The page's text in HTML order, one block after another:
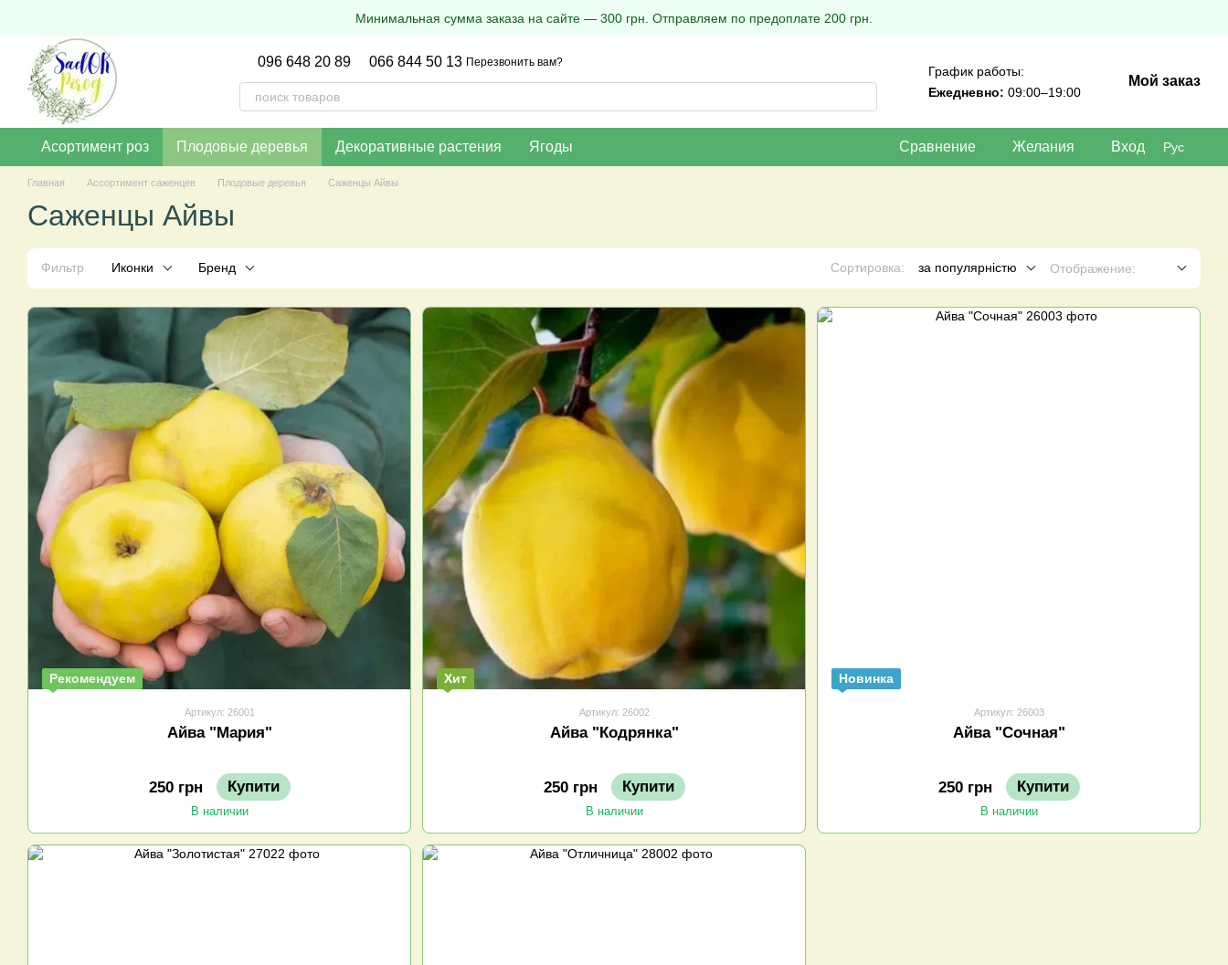
Минимальная сумма заказа на сайте — 300 грн. Отправляем по предоплате 200 грн.
096 648 20 89 066 844 50 13 Перезвонить вам?
График работы:
Ежедневно: 09:00–19:00
Мой заказ
Асортимент роз Плодовые деревья Декоративные растения Ягоды Сравнение Желания Вход Рус
Главная Ассортимент саженцев Плодовые деревья Саженцы Айвы
Саженцы Айвы
Фильтр Иконки Бренд Сортировка: за популярністю Отображение:
Рекомендуем
Артикул: 26001
Айва "Мария"
250 грн Купити
В наличии
Хит
Артикул: 26002
Айва "Кодрянка"
250 грн Купити
В наличии
Новинка
Артикул: 26003
Айва "Сочная"
250 грн Купити
В наличии